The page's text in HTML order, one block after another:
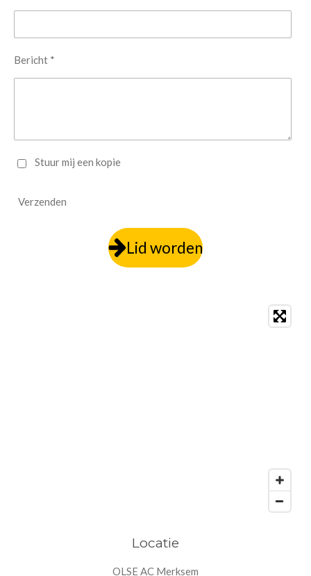
Bericht *
Stuur mij een kopie
Verzenden
Lid worden
Locatie
OLSE AC Merksem